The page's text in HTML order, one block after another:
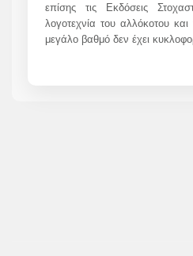
επίσης τις Εκδόσεις
λογοτεχνία του αλλόκοτου
μεγάλο βαθμό δεν έχει